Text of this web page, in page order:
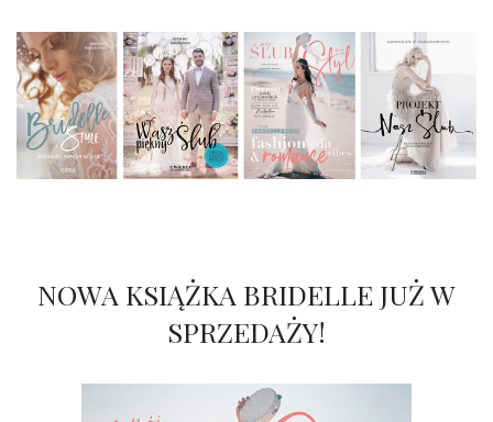
NOWA KSIĄŻKA BRIDELLE JUŻ W
SPRZEDAŻY!